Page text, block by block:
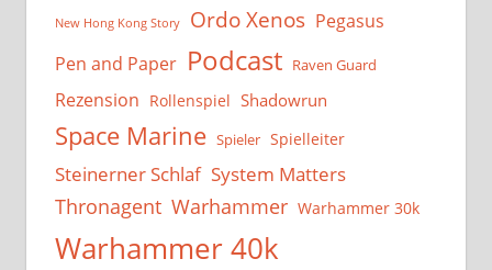
New Hong Kong Story Ordo Xenos Pegasus
Pen and Paper Podcast Raven Guard
Rezension Rollenspiel Shadowrun
Space Marine Spieler Spielleiter
Steinerner Schlaf System Matters
Thronagent Warhammer Warhammer 30k
Warhammer 40k